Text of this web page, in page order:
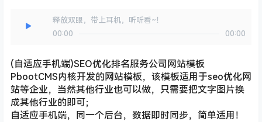
释放双眼，带上耳机，听听看~！
00:00
00:00
(自适应手机端)SEO优化排名服务公司网站模板
PbootCMS内核开发的网站模板，该模板适用于seo优化网
站等企业，当然其他行业也可以做，只需要把文字图片换
成其他行业的即可；
自适应手机端，同一个后台，数据即时同步，简单适用！